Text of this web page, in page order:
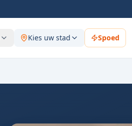
Kies uw stad Spoed